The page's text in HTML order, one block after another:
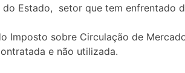
Estado, setor que tem enfrentado
Imposto sobre Circulação de
e não utilizada.